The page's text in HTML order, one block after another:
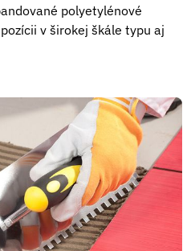
polyetylénové
v širokej škále typu aj